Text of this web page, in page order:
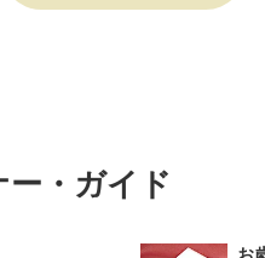
・ガイド
お